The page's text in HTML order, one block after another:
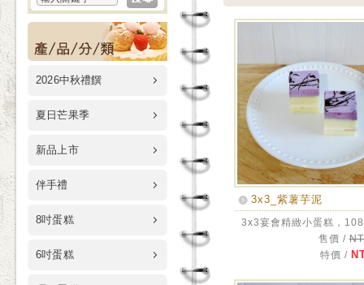
2026中秋禮饌
夏日芒果季
新品上市
伴手禮
8吋蛋糕
6吋蛋糕
3x3_紫薯芋泥
3x3宴會精緻小蛋糕，
售價 /
特價 /